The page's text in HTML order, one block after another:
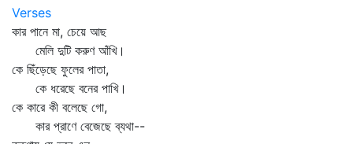
Verses
কার পানে মা, চেয়ে আছ
মেলি দুটি করুণ আঁখি।
কে ছিঁড়েছে ফুলের পাতা,
কে ধরেছে বনের পাখি।
কে কারে কী বলেছে গো,
কার প্রাণে বেজেছে ব্যথা--